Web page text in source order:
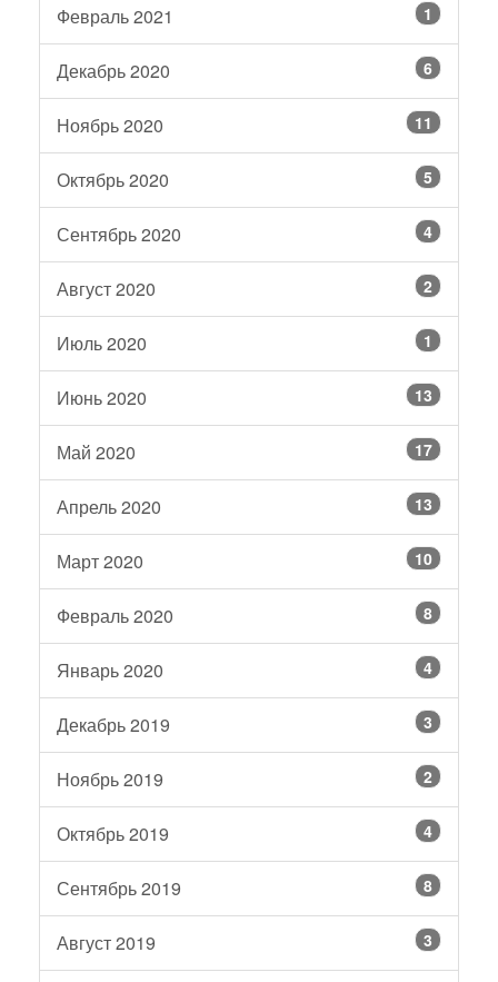
Февраль 2021 1
Декабрь 2020 6
Ноябрь 2020 11
Октябрь 2020 5
Сентябрь 2020 4
Август 2020 2
Июль 2020 1
Июнь 2020 13
Май 2020 17
Апрель 2020 13
Март 2020 10
Февраль 2020 8
Январь 2020 4
Декабрь 2019 3
Ноябрь 2019 2
Октябрь 2019 4
Сентябрь 2019 8
Август 2019 3